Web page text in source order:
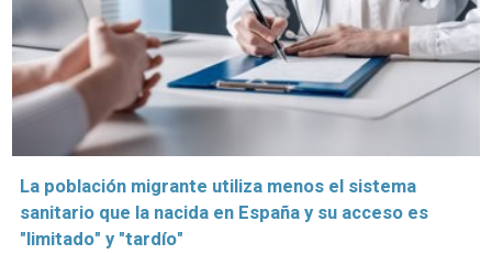
La población migrante utiliza menos el sistema
sanitario que la nacida en España y su acceso es
"limitado" y "tardío"